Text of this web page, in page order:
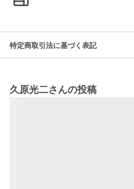
特定商取引法に基づく表記
久原光二さんの投稿